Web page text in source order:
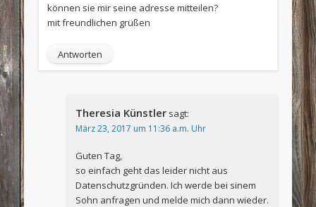
können sie mir seine adresse mitteilen?
mit freundlichen grüßen
Antworten
Theresia Künstler sagt:
März 23, 2017 um 11:36 a.m. Uhr
Guten Tag,
so einfach geht das leider nicht aus
Datenschutzgründen. Ich werde bei sinem
Sohn anfragen und melde mich dann wieder.